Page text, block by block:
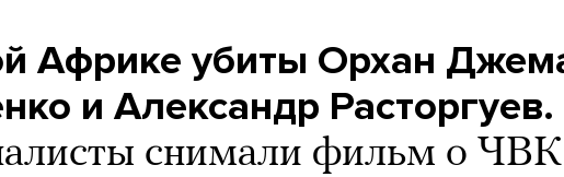
Африке убиты Орхан
и Александр Расторгуев.
снимали фильм о ЧВК